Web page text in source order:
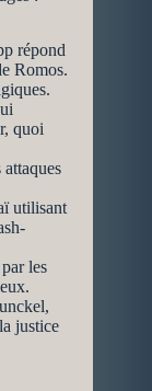
répond
Romos.
quoi
utilisant
les
justice